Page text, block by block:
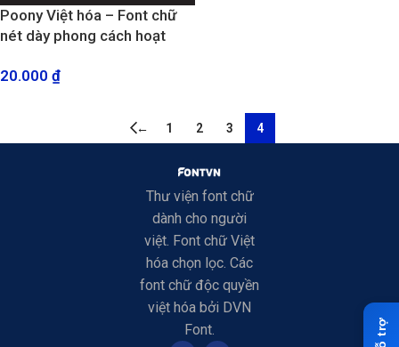
Poony Việt hóa – Font chữ
nét dày phong cách hoạt
20.000 ₫
← 1 2 3 4
Thư viện font chữ
dành cho người
việt. Font chữ Việt
hóa chọn lọc. Các
font chữ độc quyền
việt hóa bởi DVN
Font.